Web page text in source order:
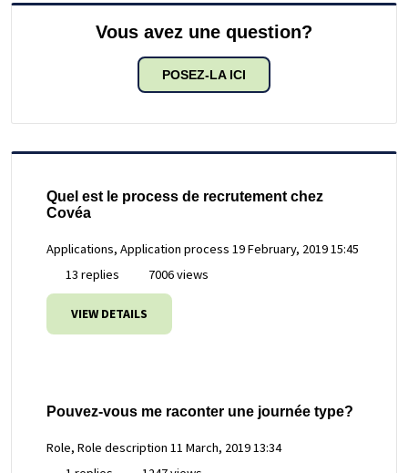
Vous avez une question?
POSEZ-LA ICI
Quel est le process de recrutement chez
Covéa
Applications, Application process 19 February, 2019 15:45
13 replies
7006 views
VIEW DETAILS
Pouvez-vous me raconter une journée type?
Role, Role description 11 March, 2019 13:34